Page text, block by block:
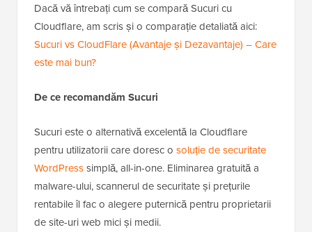
Dacă vă întrebați cum se compară Sucuri cu
Cloudflare, am scris și o comparație detaliată aici:
Sucuri vs CloudFlare (Avantaje și Dezavantaje) – Care
este mai bun?
De ce recomandăm Sucuri
Sucuri este o alternativă excelentă la Cloudflare
pentru utilizatorii care doresc o soluție de securitate
WordPresssimplă, all-in-one. Eliminarea gratuită a
malware-ului, scannerul de securitate și prețurile
rentabile îl fac o alegere puternică pentru proprietarii
de site-uri web mici și medii.